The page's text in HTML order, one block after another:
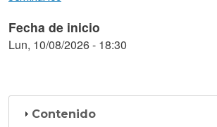
Fecha de inicio
Lun, 10/08/2026 - 18:30
Contenido